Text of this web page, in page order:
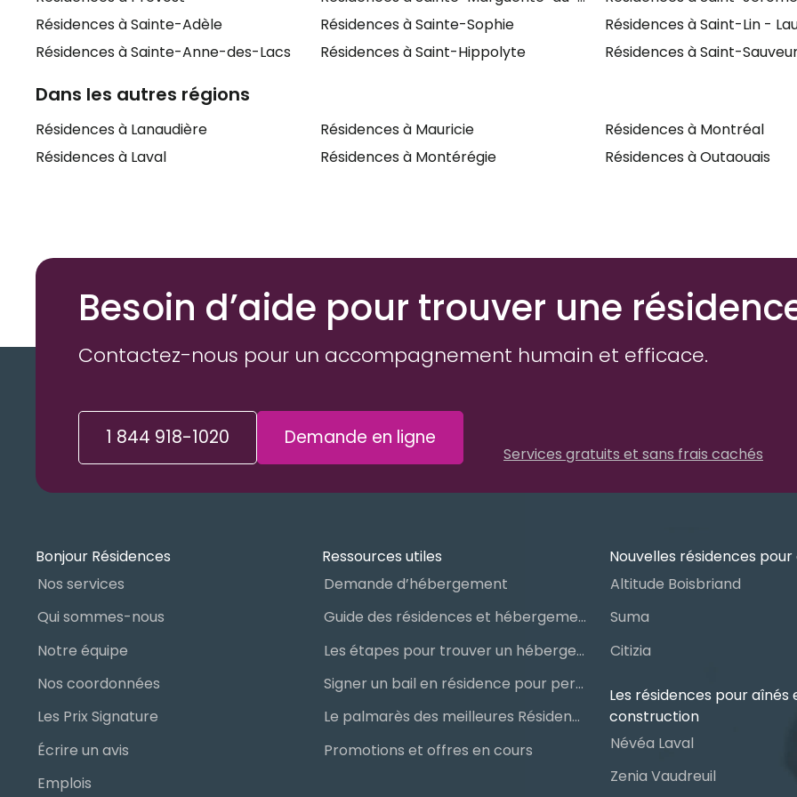
Résidences à Sainte-Adèle
Résidences à Sainte-Anne-des-Lacs
Résidences à Sainte-Sophie
Résidences à Saint-Hippolyte
Résidences à Saint-Lin -
Résidences à Saint-
Dans les autres régions
Résidences à Lanaudière
Résidences à Laval
Résidences à Mauricie
Résidences à Montérégie
Résidences à Montréal
Résidences à Outaouais
Besoin d’aide pour trouver une
Contactez-nous pour un accompagnement humain et efficace.
1 844 918-1020 Demande en ligne
Services gratuits et sans frais cachés
Bonjour Résidences
Nos services
Qui sommes-nous
Notre équipe
Nos coordonnées
Les Prix Signature
Écrire un avis
Emplois
Ressources utiles
Demande d’hébergement
Guide des résidences et hébergements pour aînés
Les étapes pour trouver un hébergement public ou privé
Signer un bail en résidence pour personnes âgées (RPA) : ce qu’il faut savoir
Le palmarès des meilleures Résidences Privées pour Aînés (RPA)
Promotions et offres en cours
Nouvelles résidences pour
Altitude Boisbriand
Suma
Citizia
Les résidences pour aînés
construction
Névéa Laval
Zenia Vaudreuil